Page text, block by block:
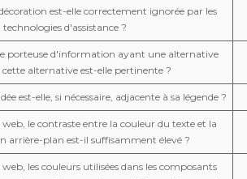
est-elle correctement ignorée par les
technologies d'assistance ?
porteuse d'information ayant une alternative
cette alternative est-elle pertinente ?
est-elle, si nécessaire, adjacente à sa légende ?
le contraste entre la couleur du texte et la
arrière-plan est-il suffisamment élevé ?
les couleurs utilisées dans les composants